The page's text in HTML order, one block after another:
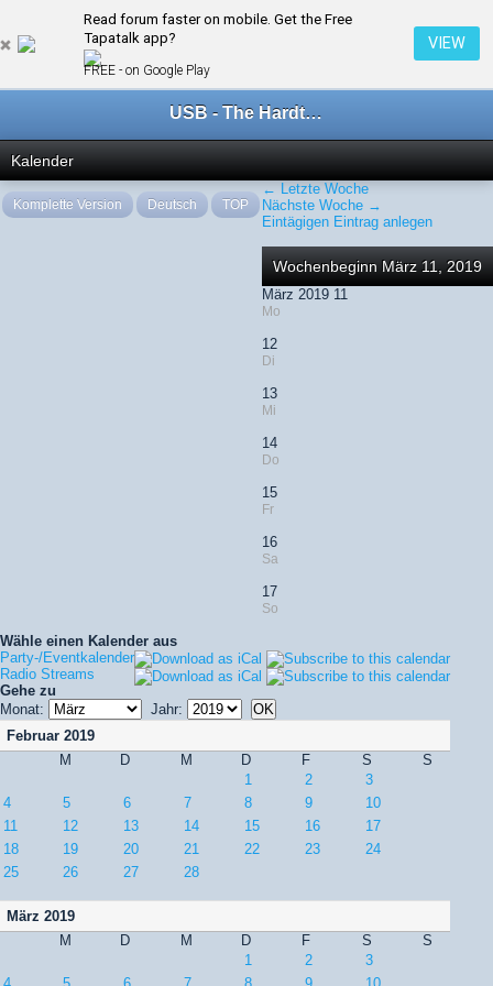
Read forum faster on mobile. Get the Free
Tapatalk app?
FREE - on Google Play
VIEW
← März 2019
USB - The Hardtechno Family
Kalender
← Letzte Woche
Nächste Woche →
Eintägigen Eintrag anlegen
Wochenbeginn März 11, 2019
März 2019 11
Mo
12
Di
13
Mi
14
Do
15
Fr
16
Sa
17
So
Wähle einen Kalender aus
Party-/Eventkalender
Radio Streams
Gehe zu
Monat:
Jahr:
Februar 2019
M
D M D F S
S
1
2
3
4
5 6 7 8 9
10
11
12 13 14 15 16
17
18
19 20 21 22 23
24
25
26 27 28
März 2019
M
D M D F S
S
1
2
3
Komplette Version Deutsch TOP